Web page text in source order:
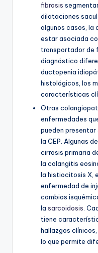
fibrosis
dilataciones
algunos casos, la
estar asociada
transportador de
diagnóstico
ductopenia
histológicos, los
características
Otras
enfermedades
pueden presentar
la CEP. Algunas
cirrosis primaria
la colangitis
la histiocitosis X,
enfermedad de
cambios
la sarcoidosis .
tiene
hallazgos
lo que permite